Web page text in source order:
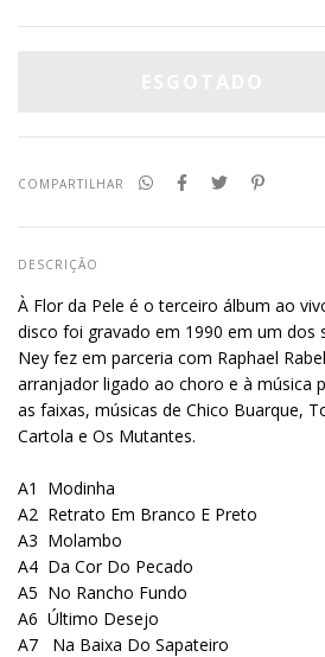
COMPARTILHAR
DESCRIÇÃO
À Flor da Pele é o terceiro álbum ao
disco foi gravado em 1990 em um dos
Ney fez em parceria com Raphael
arranjador ligado ao choro e à música
as faixas, músicas de Chico Buarque,
Cartola e Os Mutantes.
A1
Modinha
A2 Retrato Em Branco E Preto
A3 Molambo
A4 Da Cor Do Pecado
A5 No Rancho Fundo
A6 Último Desejo
A7
Na Baixa Do Sapateiro